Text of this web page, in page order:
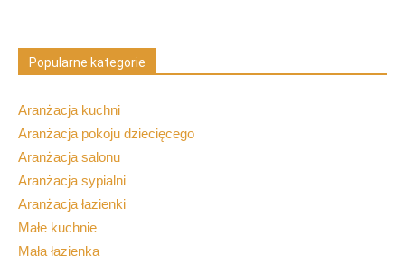
Popularne kategorie
Aranżacja kuchni
Aranżacja pokoju dziecięcego
Aranżacja salonu
Aranżacja sypialni
Aranżacja łazienki
Małe kuchnie
Mała łazienka